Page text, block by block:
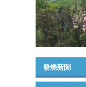
發燒新聞